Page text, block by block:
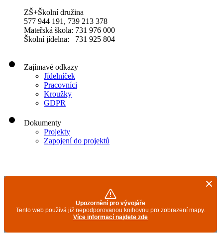
ZŠ+Školní družina
577 944 191, 739 213 378
Mateřská škola: 731 976 000
Školní jídelna: 731 925 804
Zajímavé odkazy
Jídelníček
Pracovníci
Kroužky
GDPR
Dokumenty
Projekty
Zapojení do projektů